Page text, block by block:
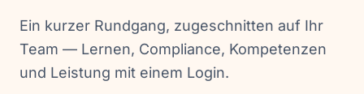
Ein kurzer Rundgang, zugeschnitten auf Ihr
Team — Lernen, Compliance, Kompetenzen
und Leistung mit einem Login.